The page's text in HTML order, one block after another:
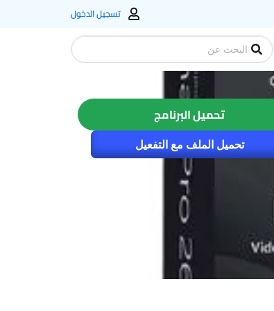
تسجيل الدخول
Search
...
تحميل البرنامج
تحميل الملف مع التفعيل